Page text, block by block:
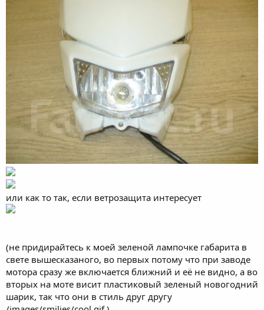
или как то так, если ветрозащита интересует
(не придирайтесь к моей зеленой лампочке габарита в
свете вышесказаного, во первых потому что при заводе
мотора сразу же включается ближний и её не видно, а во
вторых на моте висит пластиковый зеленый новогодний
шарик, так что они в стиль друг другу